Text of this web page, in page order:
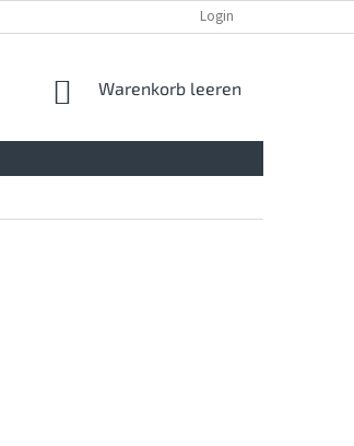
Login
WARENKORB
Warenkorb leeren